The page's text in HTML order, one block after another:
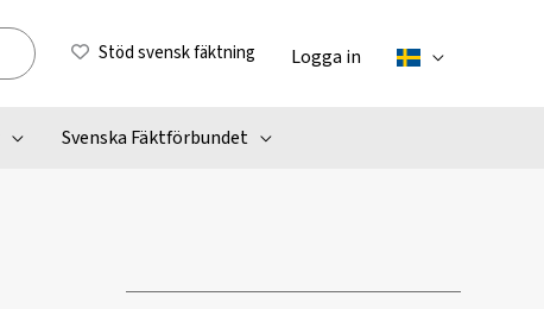
Stöd svensk fäktning Logga in
Svenska Fäktförbundet